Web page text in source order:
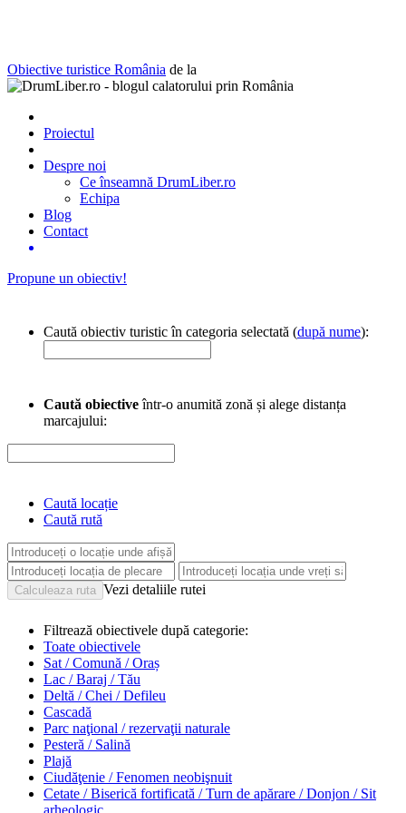
Obiective turistice România de la
Proiectul
Despre noi
Ce înseamnă DrumLiber.ro
Echipa
Blog
Contact
Propune un obiectiv!
Caută obiectiv turistic în categoria selectată (după nume):
Caută obiectiveîntr-o anumită zonă și alege distanța
marcajului:
Caută locație
Caută rută
Vezi detaliile rutei
Filtrează obiectivele după categorie:
Toate obiectivele
Sat / Comună / Oraș
Lac / Baraj / Tău
Deltă / Chei / Defileu
Cascadă
Parc naţional / rezervaţii naturale
Pesteră / Salină
Plajă
Ciudăţenie / Fenomen neobişnuit
Cetate / Biserică fortificată / Turn de apărare / Donjon / Sit
arheologic